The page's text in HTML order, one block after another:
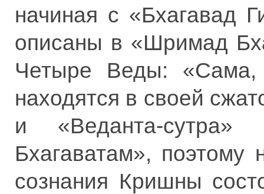
начиная с «Бхагавад
описаны в «Шримад
Четыре Веды:
находятся в своей
и «Веданта-
Бхагаватам»,
сознания Кришны